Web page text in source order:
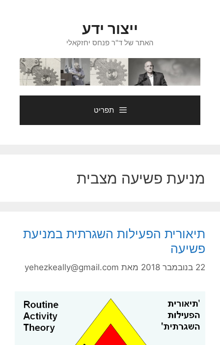
ייצור ידע
האתר של ד"ר פנחס יחזקאלי
תפריט
מניעת פשיעה מצבית
תיאורית הפעילות השגרתית במניעת
פשיעה
22 בנובמבר 2018 מאת yehezkeally@gmail.com